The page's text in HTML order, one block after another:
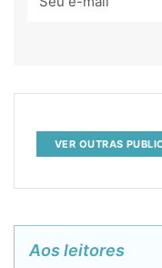
VER OUTRAS
Aos leitores